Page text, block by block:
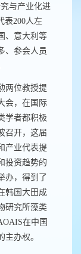
与产业化进
表200人左
、意大利等
、参会人员
两位教授提
会，在国际
学者都积极
召开，这届
产业代表提
投资趋势的
办，得到了
韩国大田成
研究所藻类
在中国
办权。